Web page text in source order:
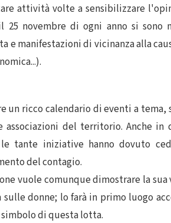
attività volte a sensibilizzare
novembre di ogni anno si sono
e manifestazioni di vicinanza alla
un ricco calendario di eventi a tema,
del territorio. Anche in
tante iniziative hanno dovuto
del contagio.
vuole comunque dimostrare la
donne; lo farà in primo luogo
di questa lotta.